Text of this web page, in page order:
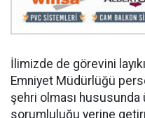
İlimizde de görevini
Emniyet Müdürlüğü
şehri olması
sorumluluğu yerine